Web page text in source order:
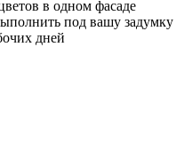
в одном фасаде
под вашу задумку
дней